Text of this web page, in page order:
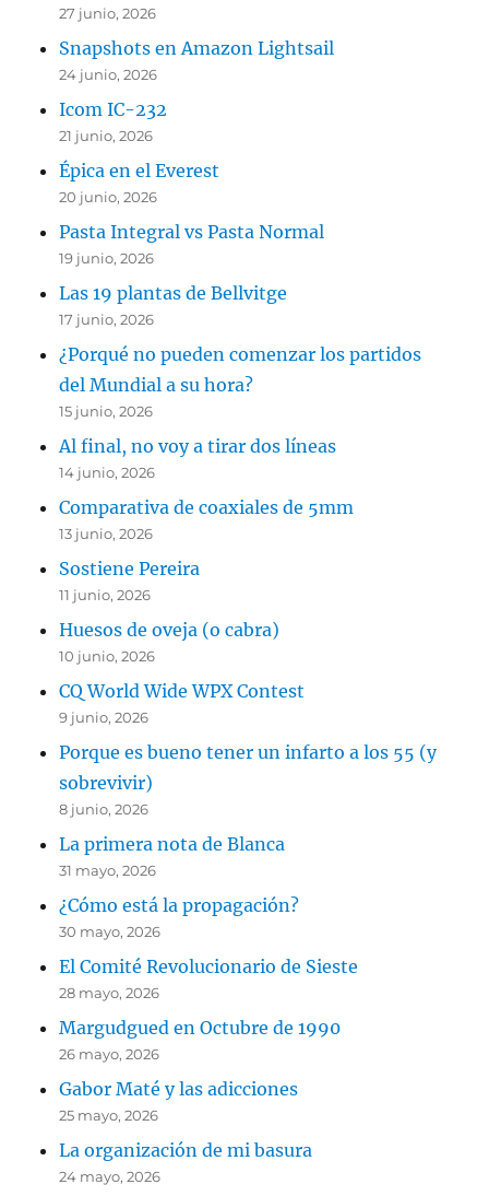
27 junio, 2026
Snapshots en Amazon Lightsail
24 junio, 2026
Icom IC-232
21 junio, 2026
Épica en el Everest
20 junio, 2026
Pasta Integral vs Pasta Normal
19 junio, 2026
Las 19 plantas de Bellvitge
17 junio, 2026
¿Porqué no pueden comenzar los partidos
del Mundial a su hora?
15 junio, 2026
Al final, no voy a tirar dos líneas
14 junio, 2026
Comparativa de coaxiales de 5mm
13 junio, 2026
Sostiene Pereira
11 junio, 2026
Huesos de oveja (o cabra)
10 junio, 2026
CQ World Wide WPX Contest
9 junio, 2026
Porque es bueno tener un infarto a los 55 (y
sobrevivir)
8 junio, 2026
La primera nota de Blanca
31 mayo, 2026
¿Cómo está la propagación?
30 mayo, 2026
El Comité Revolucionario de Sieste
28 mayo, 2026
Margudgued en Octubre de 1990
26 mayo, 2026
Gabor Maté y las adicciones
25 mayo, 2026
La organización de mi basura
24 mayo, 2026